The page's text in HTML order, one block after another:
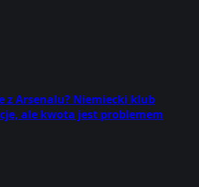
z Arsenalu? Niemiecki klub
ale kwota jest problemem